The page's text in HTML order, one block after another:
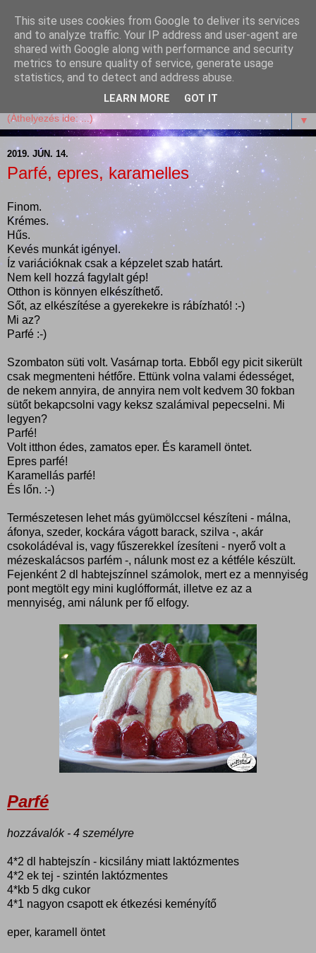
Garffyka
Szösszenetek a konyhámból, az életemből. Mosollyal,
receptekkel, vidámsággal, marcipánnal, csokival.
▼
2019. JÚN. 14.
Parfé, epres, karamelles
Finom.
Krémes.
Hűs.
Kevés munkát igényel.
Íz variációknak csak a képzelet szab határt.
Nem kell hozzá fagylalt gép!
Otthon is könnyen elkészíthető.
Sőt, az elkészítése a gyerekekre is rábízható! :-)
Mi az?
Parfé :-)
Szombaton süti volt. Vasárnap torta. Ebből egy picit sikerült
csak megmenteni hétfőre. Ettünk volna valami édességet,
de nekem annyira, de annyira nem volt kedvem 30 fokban
sütőt bekapcsolni vagy keksz szalámival pepecselni. Mi
legyen?
Parfé!
Volt itthon édes, zamatos eper. És karamell öntet.
Epres parfé!
Karamellás parfé!
És lőn. :-)
Természetesen lehet más gyümölccsel készíteni - málna,
áfonya, szeder, kockára vágott barack, szilva -, akár
csokoládéval is, vagy fűszerekkel ízesíteni - nyerő volt a
mézeskalácsos parfém -, nálunk most ez a kétféle készült.
Fejenként 2 dl habtejszínnel számolok, mert ez a mennyiség
pont megtölt egy mini kuglófformát, illetve ez az a
mennyiség, ami nálunk per fő elfogy.
Parfé
hozzávalók - 4 személyre
4*2 dl habtejszín - kicsilány miatt laktózmentes
4*2 ek tej - szintén laktózmentes
4*kb 5 dkg cukor
4*1 nagyon csapott ek étkezési keményítő
eper, karamell öntet
This site uses cookies from Google to deliver its services
and to analyze traffic. Your IP address and user-agent are
shared with Google along with performance and security
metrics to ensure quality of service, generate usage
statistics, and to detect and address abuse.
LEARN MORE GOT IT